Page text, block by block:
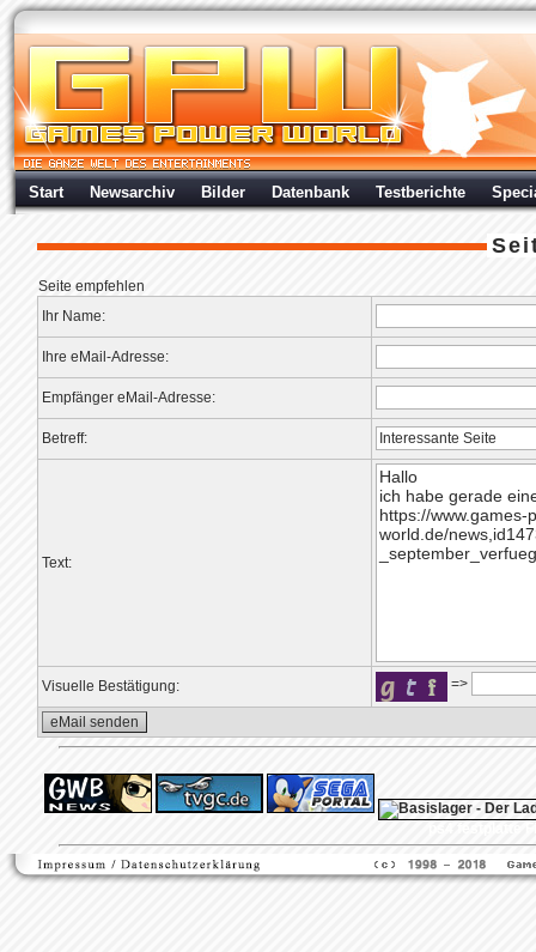
Start Newsarchiv Bilder Datenbank Testberichte
Seite empfehlen
Ihr Name:
Ihre eMail-Adresse:
Empfänger eMail-Adresse:
Betreff:
Text:
Visuelle Bestätigung: =>